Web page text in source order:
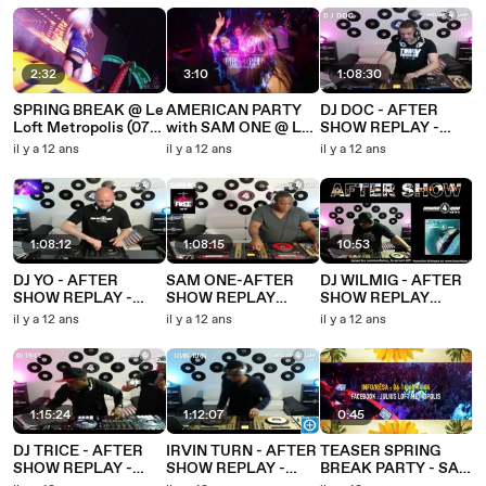
2:32
SPRING BREAK @ Le
Loft Metropolis (07-
03-14 )
il y a 12 ans
1:08:12
DJ YO - AFTER
SHOW REPLAY -
31.05.2014
il y a 12 ans
1:15:24
DJ TRICE - AFTER
SHOW REPLAY -
12-13)
3:10
AMERICAN PARTY
with SAM ONE @ LE
LOFT 06-06-14
il y a 12 ans
1:08:15
SAM ONE-AFTER
SHOW REPLAY
18.05.2014
il y a 12 ans
1:12:07
IRVIN TURN - AFTER
SHOW REPLAY -
1:08:30
DJ DOC - AFTER
SHOW REPLAY -
08.06.2014
il y a 12 ans
10:53
DJ WILMIG - AFTER
SHOW REPLAY
(extrait) - 02.02.2014
il y a 12 ans
0:45
TEASER SPRING
BREAK PARTY - SAM